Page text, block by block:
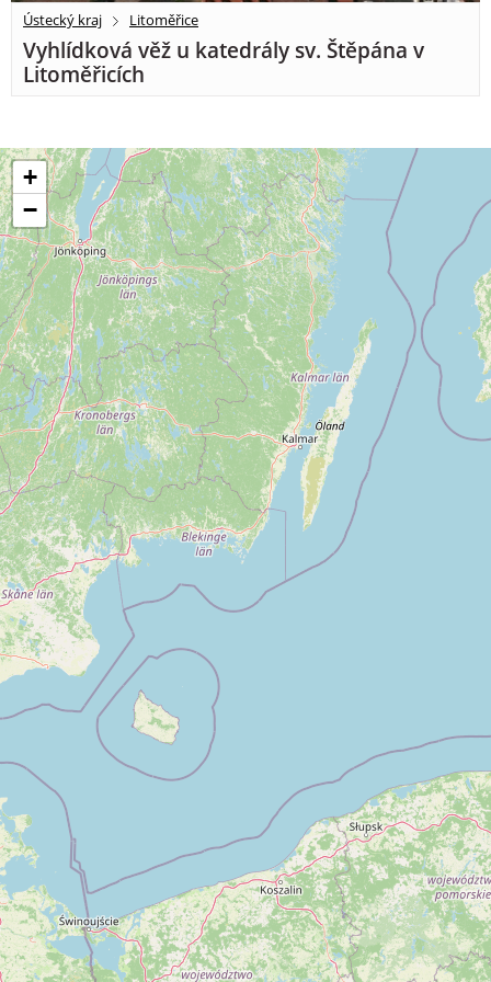
Ústecký kraj Litoměřice
Vyhlídková věž u katedrály sv. Štěpána v
Litoměřicích
+
−